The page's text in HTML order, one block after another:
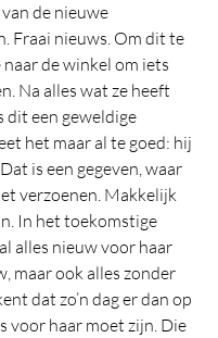
de nieuwe
Fraai nieuws. Om dit te
de winkel om iets
Na alles wat ze heeft
dit een geweldige
het maar al te goed: hij
is een gegeven, waar
verzoenen. Makkelijk
In het toekomstige
alles nieuw voor haar
maar ook alles zonder
dat zo’n dag er dan op
voor haar moet zijn. Die